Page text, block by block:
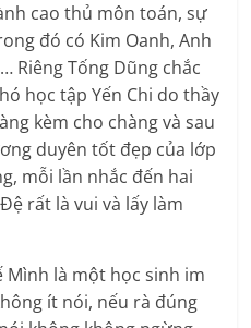
cao thủ môn toán, sự
đó có Kim Oanh, Anh
Riêng Tống Dũng chắc
học tập Yến Chi do thầy
kèm cho chàng và sau
duyên tốt đẹp của lớp
mỗi lần nhắc đến hai
rất là vui và lấy làm
Mình là một học sinh im
ít nói, nếu rà đúng